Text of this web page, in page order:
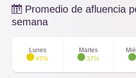
Storm Runner
Promedio de afluencia
semana
Lunes
45%
Martes
37%